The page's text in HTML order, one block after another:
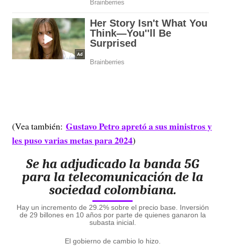
(Vea también: Gustavo Petro apretó a sus ministros y
les puso varias metas para 2024)
Se ha adjudicado la banda 5G
para la telecomunicación de la
sociedad colombiana.
Hay un incremento de 29.2% sobre el precio base. Inversión
de 29 billones en 10 años por parte de quienes ganaron la
subasta inicial.
El gobierno de cambio lo hizo.